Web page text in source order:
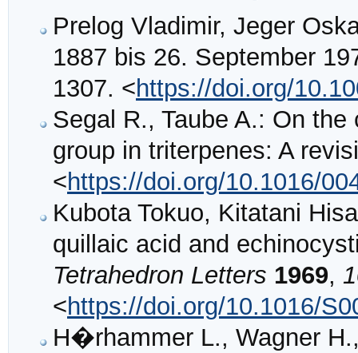
Prelog Vladimir, Jeger
1887 bis 26. September
1307. <https://doi.org/
Segal R., Taube A.: On
group in triterpenes: A
<https://doi.org/10.1016/
Kubota Tokuo, Kitatani
quillaic acid and
Tetrahedron Letters 1969,
<https://doi.org/10.1016/
H�rhammer L., Wagner